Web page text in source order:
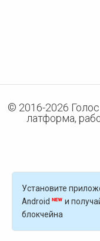
© 2016-2026
латформа,
Установите
Android
и
блокчейна